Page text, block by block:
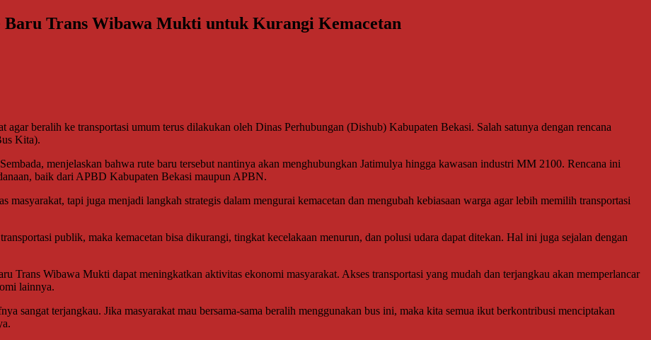
Baru Trans Wibawa Mukti untuk Kurangi Kemacetan
beralih ke transportasi umum terus dilakukan oleh Dinas Perhubungan (Dishub) Kabupaten Bekasi. Salah satunya dengan rencana
Kita).
menjelaskan bahwa rute baru tersebut nantinya akan menghubungkan Jatimulya hingga kawasan industri MM 2100. Rencana ini
baik dari APBD Kabupaten Bekasi maupun APBN.
tapi juga menjadi langkah strategis dalam mengurai kemacetan dan mengubah kebiasaan warga agar lebih memilih transportasi
publik, maka kemacetan bisa dikurangi, tingkat kecelakaan menurun, dan polusi udara dapat ditekan. Hal ini juga sejalan dengan
Trans Wibawa Mukti dapat meningkatkan aktivitas ekonomi masyarakat. Akses transportasi yang mudah dan terjangkau akan memperlancar
lainnya.
sangat terjangkau. Jika masyarakat mau bersama-sama beralih menggunakan bus ini, maka kita semua ikut berkontribusi menciptakan